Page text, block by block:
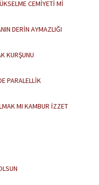
CEMİYETİ Mİ
DERİN AYMAZLIĞI
KURŞUNU
PARALELLİK
MI KAMBUR İZZET